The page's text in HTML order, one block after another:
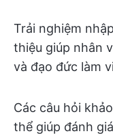
Trải nghiệm
thiệu giúp nhân
và đạo đức làm
Các câu hỏi
thể giúp đánh